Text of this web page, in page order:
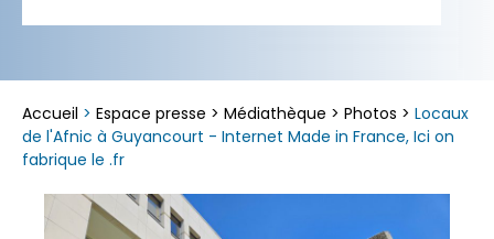
Accueil > Espace presse > Médiathèque > Photos > Locaux
de l'Afnic à Guyancourt - Internet Made in France, Ici on
fabrique le .fr